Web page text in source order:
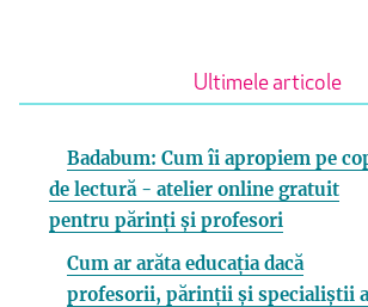
Ultimele articole
Badabum: Cum îi apropiem pe
de lectură - atelier online gratuit
pentru părinți și profesori
Cum ar arăta educația dacă
profesorii, părinții și specialiștii